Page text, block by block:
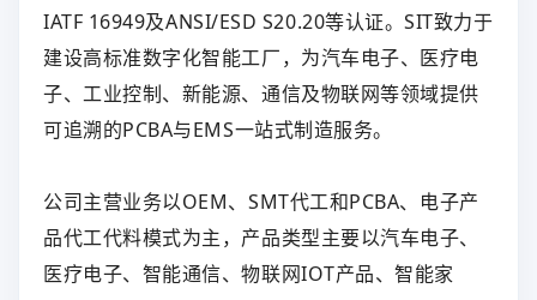
IATF 16949及ANSI/ESD S20.20等认证。SIT致力于
建设高标准数字化智能工厂，为汽车电子、医疗电
子、工业控制、新能源、通信及物联网等领域提供
可追溯的PCBA与EMS一站式制造服务。
公司主营业务以OEM、SMT代工和PCBA、电子产
品代工代料模式为主，产品类型主要以汽车电子、
医疗电子、智能通信、物联网IOT产品、智能家